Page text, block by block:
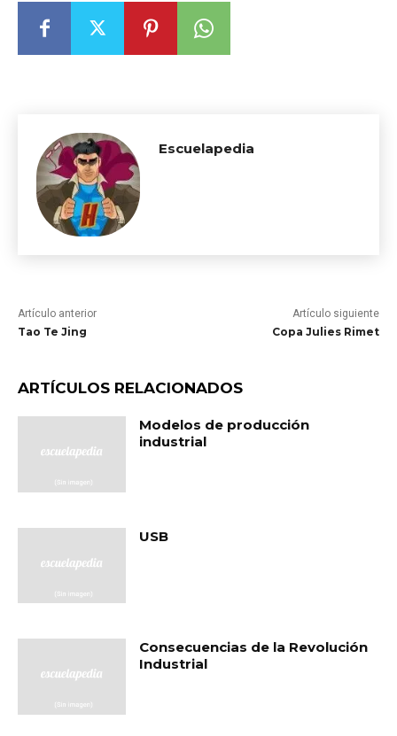
Escuelapedia
Artículo anterior
Tao Te Jing
Artículo siguiente
Copa Julies Rimet
ARTÍCULOS RELACIONADOS
Modelos de producción
industrial
USB
Consecuencias de la Revolución
Industrial